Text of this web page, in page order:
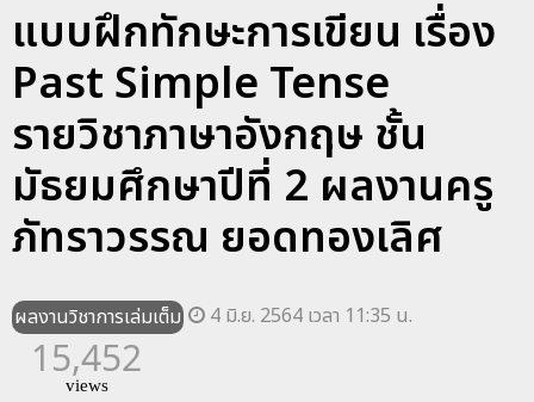
แบบฝึกทักษะการเขียน เรื่อง
Past Simple Tense
รายวิชาภาษาอังกฤษ ชั้น
มัธยมศึกษาปีที่ 2 ผลงานครู
ภัทราวรรณ ยอดทองเลิศ
ผลงานวิชาการเล่มเต็ม 4 มิ.ย. 2564 เวลา 11:35 น.
15,452
views